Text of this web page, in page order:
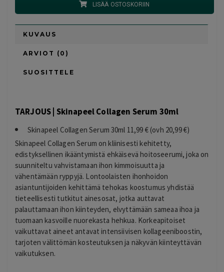
LISÄÄ OSTOSKORIIN
KUVAUS
ARVIOT (0)
SUOSITTELE
TARJOUS | Skinapeel Collagen Serum 30ml
Skinapeel Collagen Serum 30ml 11,99 € (ovh 20,99 €)
Skinapeel Collagen Serum on kliinisesti kehitetty,
edistyksellinen ikääntymistä ehkäisevä hoitoseerumi, joka on
suunniteltu vahvistamaan ihon kimmoisuutta ja
vähentämään ryppyjä. Lontoolaisten ihonhoidon
asiantuntijoiden kehittämä tehokas koostumus yhdistää
tieteellisesti tutkitut ainesosat, jotka auttavat
palauttamaan ihon kiinteyden, elvyttämään sameaa ihoa ja
tuomaan kasvoille nuorekasta hehkua. Korkeapitoiset
vaikuttavat aineet antavat intensiivisen kollageeniboostin,
tarjoten välittömän kosteutuksen ja näkyvän kiinteyttävän
vaikutuksen.